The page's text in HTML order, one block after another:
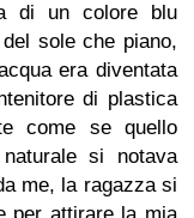
di un colore blu
sole che piano,
era diventata
di plastica
come se quello
si notava
me, la ragazza si